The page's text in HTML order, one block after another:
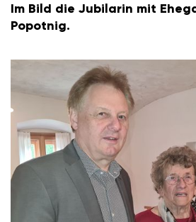
Im Bild die Jubi­larin mit
Popotnig.